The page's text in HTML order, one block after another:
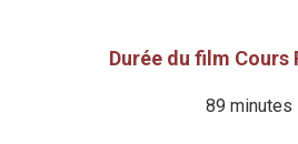
Durée du film
89 minutes